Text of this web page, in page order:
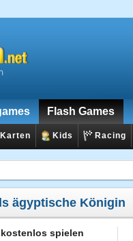
Flash Games
Karten Kids Racing
ägyptische Königin
spielen